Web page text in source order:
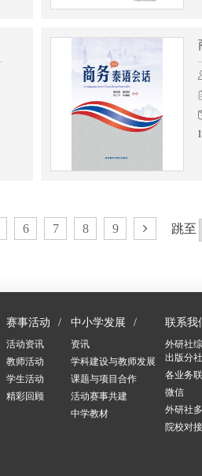
6 7 8 9 跳至
赛事活动
活动资讯
教师活动
学生活动
精彩回顾
中小学发展
资讯
学科建设与教师发展
课题与项目合作
活动赛事共建
中学教材
联系我
外研社
出版分社
各业务
微信
外研社
院校对